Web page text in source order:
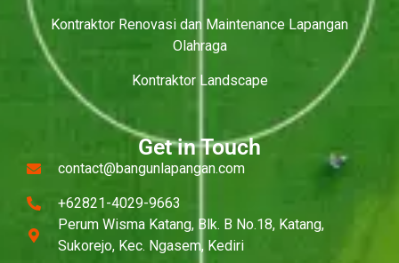
Kontraktor Renovasi dan Maintenance Lapangan
Olahraga
Kontraktor Landscape
Get in Touch
contact@bangunlapangan.com
+62821-4029-9663
Perum Wisma Katang, Blk. B No.18, Katang,
Sukorejo, Kec. Ngasem, Kediri